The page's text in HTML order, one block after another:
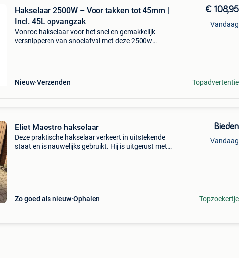
Hakselaar 2500W – Voor takken tot 45mm |
Incl. 45L opvangzak
Vonroc hakselaar voor het snel en gemakkelijk
versnipperen van snoeiafval met deze 2500w
Nieuw Verzenden
€ 108,95
Vandaag
Topadvertentie
Eliet Maestro hakselaar
Deze praktische hakselaar verkeert in uitstekende
staat en is nauwelijks gebruikt. Hij is uitgerust met
Zo goed als nieuw Ophalen
Bieden
Vandaag
Topzoekertje